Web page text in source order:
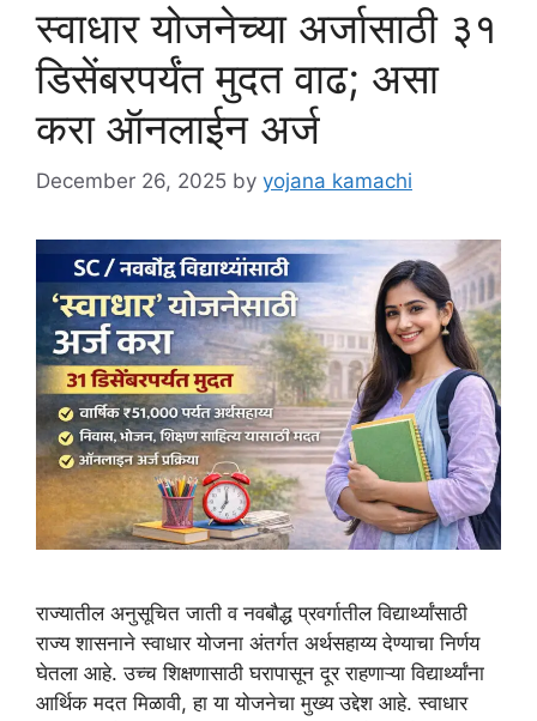
स्वाधार योजनेच्या अर्जासाठी ३१
डिसेंबरपर्यंत मुदत वाढ; असा
करा ऑनलाईन अर्ज
December 26, 2025 by yojana kamachi
राज्यातील अनुसूचित जाती व नवबौद्ध प्रवर्गातील विद्यार्थ्यांसाठी
राज्य शासनाने स्वाधार योजना अंतर्गत अर्थसहाय्य देण्याचा निर्णय
घेतला आहे. उच्च शिक्षणासाठी घरापासून दूर राहणाऱ्या विद्यार्थ्यांना
आर्थिक मदत मिळावी, हा या योजनेचा मुख्य उद्देश आहे. स्वाधार